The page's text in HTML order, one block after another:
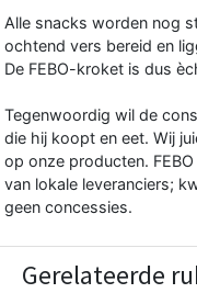
Alle snacks worden nog
ochtend vers bereid en
De FEBO-kroket is dus
Tegenwoordig wil de
die hij koopt en eet. Wij
op onze producten.
van lokale leveranciers;
geen concessies.
Gerelateerde